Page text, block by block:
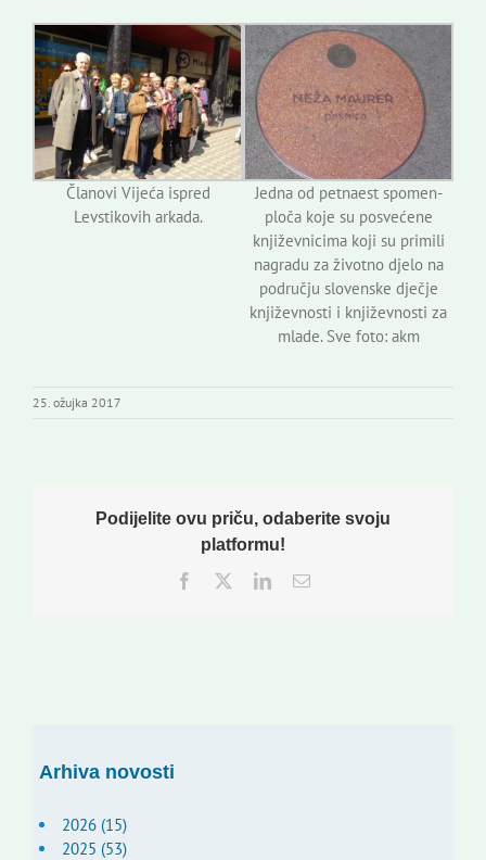
Članovi Vijeća ispred
Levstikovih arkada.
Jedna od petnaest spomen-
ploča koje su posvećene
književnicima koji su primili
nagradu za životno djelo na
području slovenske dječje
književnosti i književnosti za
mlade. Sve foto: akm
25. ožujka 2017
Podijelite ovu priču, odaberite svoju
platformu!
Facebook
TwitterLinkedInEmail:
Arhiva novosti
2026 (15)
2025 (53)